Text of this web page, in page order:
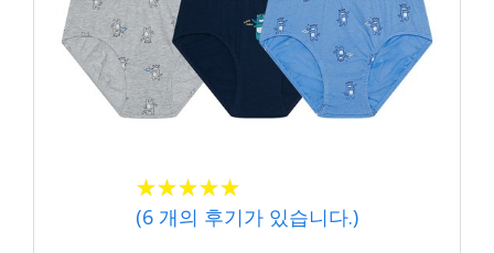
★★★★★
★★★★★
(6 개의 후기가 있습니다.)